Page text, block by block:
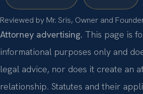
Reviewed by Mr. Sris, Owner and
Attorney advertising. This page is
informational purposes only and
legal advice, nor does it create an
relationship. Statutes and their